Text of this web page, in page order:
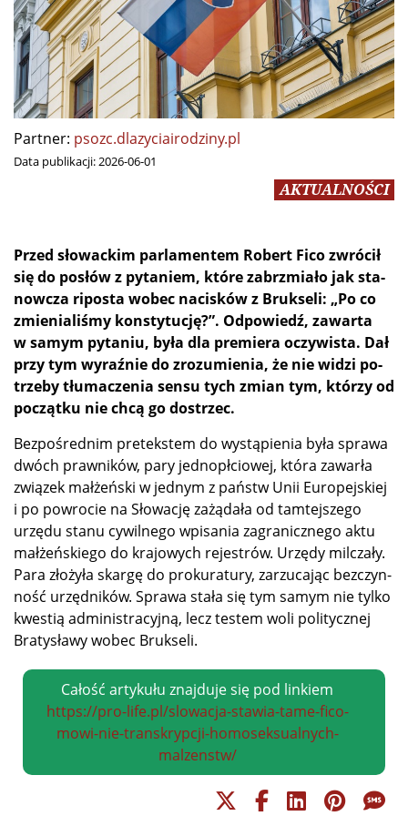
Partner: psozc.dlazyciairodziny.pl
Data publikacji:2026-06-01
AKTUALNOŚCI
Przed sło­wac­kim par­la­men­tem Ro­bert Fi­co zwró­cił
się do po­słów z py­ta­niem, któ­re za­brzmia­ło jak sta­
now­cza ri­po­sta wo­bec na­ci­sków z Bruk­se­li: „Po co
zmie­nia­li­śmy kon­sty­tu­cję?”. Od­po­wiedź, za­war­ta
w sa­mym py­ta­niu, by­ła dla pre­mie­ra oczy­wi­sta. Dał
przy tym wy­raź­nie do zro­zu­mie­nia, że nie wi­dzi po­
trze­by tłu­ma­cze­nia sen­su tych zmian tym, któ­rzy od
po­cząt­ku nie chcą go dostrzec.
Bez­po­śred­nim pre­tek­stem do wy­stą­pie­nia by­ła spra­wa
dwóch praw­ni­ków, pa­ry jed­no­pł­cio­wej, któ­ra za­war­ła
zwią­zek mał­żeń­ski w jed­nym z państw Unii Eu­ro­pej­skiej
i po po­wro­cie na Sło­wa­cję za­żą­da­ła od tam­tej­sze­go
urzę­du sta­nu cy­wil­ne­go wpi­sa­nia za­gra­nicz­ne­go ak­tu
mał­żeń­skie­go do kra­jo­wych re­je­strów. Urzę­dy mil­cza­ły.
Pa­ra zło­ży­ła skar­gę do pro­ku­ra­tu­ry, za­rzu­ca­jąc bez­czyn­
ność urzęd­ni­ków. Spra­wa sta­ła się tym sa­mym nie tyl­ko
kwe­stią ad­mi­ni­stra­cyj­ną, lecz te­stem wo­li po­li­tycz­nej
Bra­ty­sła­wy wo­bec Brukseli.
Całość artykułu znajduje się pod linkiem
https://pro-life.pl/slowacja-stawia-tame-fico-
mowi-nie-transkrypcji-homoseksualnych-
malzenstw/